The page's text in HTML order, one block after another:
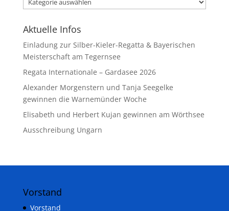
Aktuelle Infos
Einladung zur Silber-Kieler-Regatta & Bayerischen
Meisterschaft am Tegernsee
Regata Internationale – Gardasee 2026
Alexander Morgenstern und Tanja Seegelke
gewinnen die Warnemünder Woche
Elisabeth und Herbert Kujan gewinnen am Wörthsee
Ausschreibung Ungarn
Vorstand
Vorstand